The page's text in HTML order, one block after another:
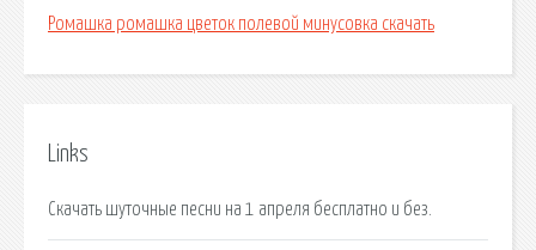
Ромашка ромашка цветок полевой минусовка скачать
Links
Скачать шуточные песни на 1 апреля бесплатно и без.